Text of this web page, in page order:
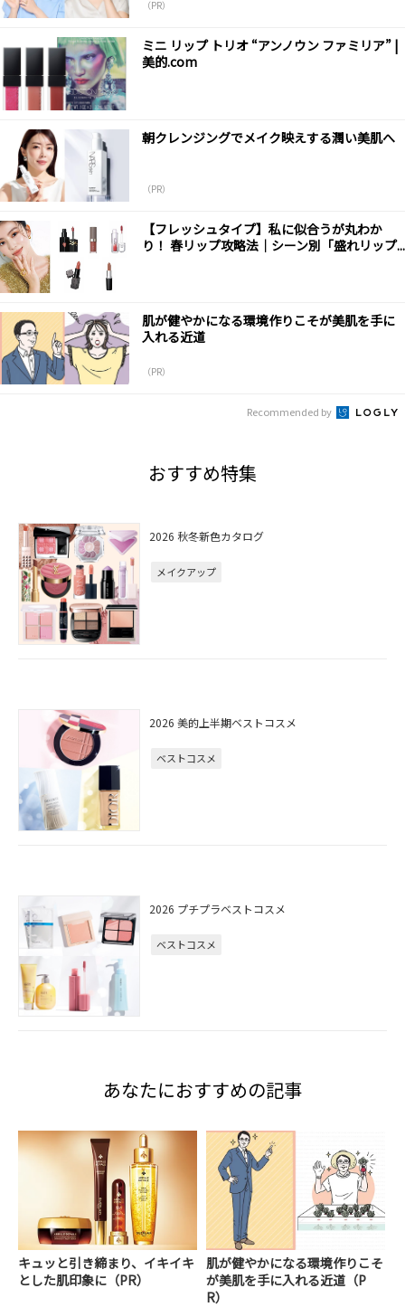
（PR）
ミニ リップ トリオ “アンノウン ファミリア” |
美的.com
朝クレンジングでメイク映えする潤い美肌へ
（PR）
【フレッシュタイプ】私に似合うが丸わか
り！ 春リップ攻略法｜シーン別「盛れリップ...
肌が健やかになる環境作りこそが美肌を手に
入れる近道
（PR）
Recommended by
おすすめ特集
2026 秋冬新色カタログ
メイクアップ
2026 美的上半期ベストコスメ
ベストコスメ
2026 プチプラベストコスメ
ベストコスメ
あなたにおすすめの記事
キュッと引き締まり、イキイキ
とした肌印象に（PR）
肌が健やかになる環境作りこそ
が美肌を手に入れる近道（P
R）